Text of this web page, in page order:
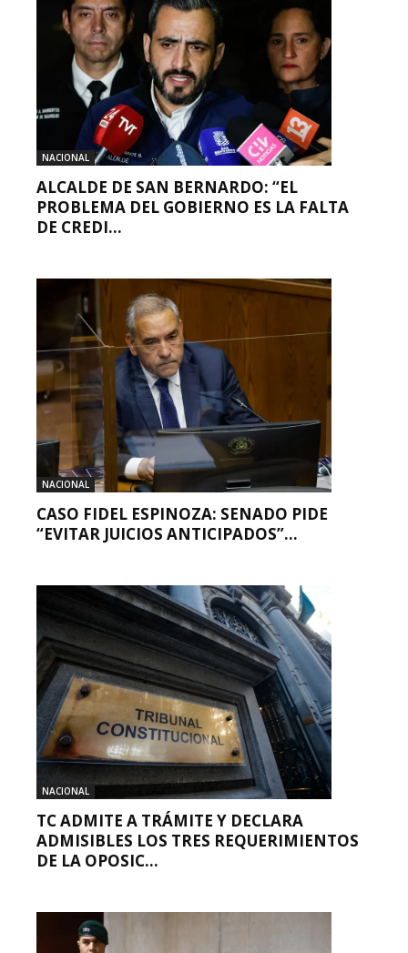
NACIONAL
ALCALDE DE SAN BERNARDO: “EL
PROBLEMA DEL GOBIERNO ES LA FALTA
DE CREDI...
NACIONAL
CASO FIDEL ESPINOZA: SENADO PIDE
“EVITAR JUICIOS ANTICIPADOS”...
NACIONAL
TC ADMITE A TRÁMITE Y DECLARA
ADMISIBLES LOS TRES REQUERIMIENTOS
DE LA OPOSIC...